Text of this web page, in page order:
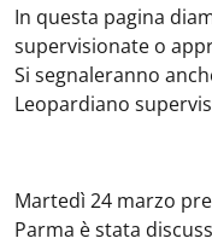
In questa pagina
supervisionate o
Si segnaleranno
Leopardiano
Martedì 24 marzo
Parma è stata